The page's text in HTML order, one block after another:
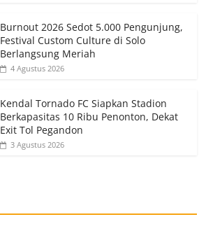
Burnout 2026 Sedot 5.000 Pengunjung,
Festival Custom Culture di Solo
Berlangsung Meriah
4 Agustus 2026
Kendal Tornado FC Siapkan Stadion
Berkapasitas 10 Ribu Penonton, Dekat
Exit Tol Pegandon
3 Agustus 2026